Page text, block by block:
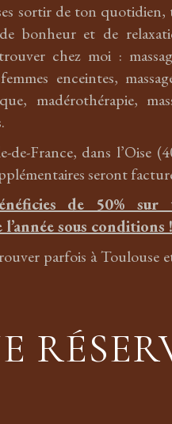
sortir de ton quotidien,
bonheur et de
chez moi :
enceintes,
madérothérapie,
de-France, dans l’Oise
seront
de 50% sur
sous conditions !
parfois à Toulouse